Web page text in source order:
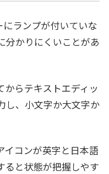
ランプが付いていな
分かりにくいことがあ
からテキストエディッ
し、小文字か大文字か
イコンが英字と日本語
ると状態が把握しやす